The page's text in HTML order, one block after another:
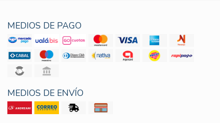
MEDIOS DE PAGO
MEDIOS DE ENVÍO